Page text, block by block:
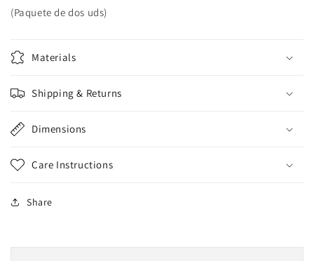
(Paquete de dos uds)
Materials
Shipping & Returns
Dimensions
Care Instructions
Share